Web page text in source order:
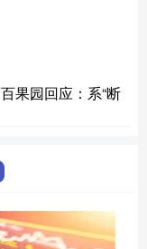
果园回应：系“断